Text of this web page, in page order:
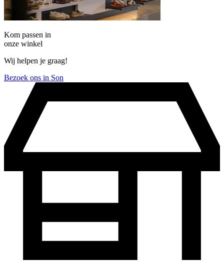
Kom passen in
onze winkel
Wij helpen je graag!
Bezoek ons in Son